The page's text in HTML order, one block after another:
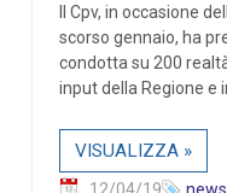
Il Cpv, in occasione
scorso gennaio, ha
condotta su 200
input della Regione e
VISUALIZZA »